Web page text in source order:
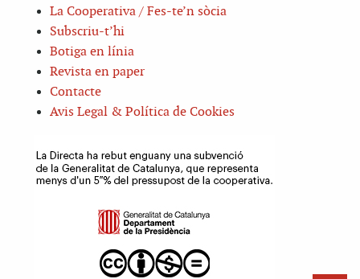
La Cooperativa / Fes-te’n sòcia
Subscriu-t’hi
Botiga en línia
Revista en paper
Contacte
Avis Legal & Política de Cookies